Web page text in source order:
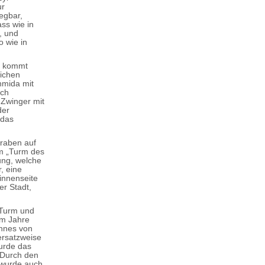
wie in
und
wie in
kommt
mit
mit
auf
„Turm des
welche
eine
Stadt,
und
Jahre
von
das
den